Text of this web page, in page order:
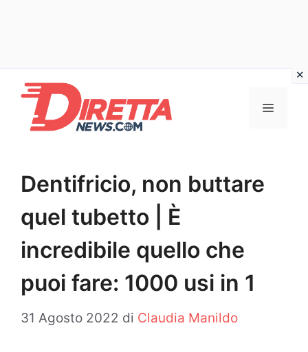
contenuto
Menu
Dentifricio, non buttare
quel tubetto | È
incredibile quello che
puoi fare: 1000 usi in 1
31 Agosto 2022 di Claudia Manildo